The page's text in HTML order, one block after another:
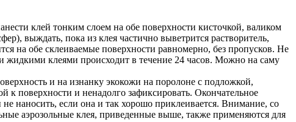
клей тонким слоем на обе поверхности кисточкой, валиком
выждать, пока из клея частично выветрится растворитель,
на обе склеиваемые поверхности равномерно, без пропусков. Не
жидкими клеями происходит в течение 24 часов. Можно на саму
и на изнанку экокожи на поролоне с подложкой,
к поверхности и ненадолго зафиксировать. Окончательное
наносить, если она и так хорошо приклеивается. Внимание, со
аэрозольные клея, приведенные выше, также применяются для